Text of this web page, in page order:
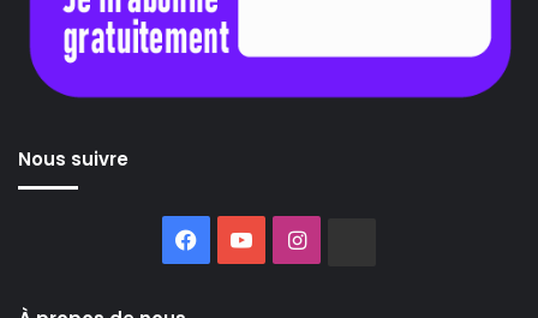
Nous suivre
Facebook
YouTubeInstagram